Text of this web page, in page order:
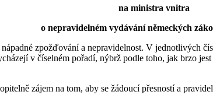
na ministra vnitra
o nepravidelném vydávání německých
zpožďování a nepravidelnost. V jednotlivých
v číselném pořadí, nýbrž podle toho, jak brzo
zájem na tom, aby se žádoucí přesností a